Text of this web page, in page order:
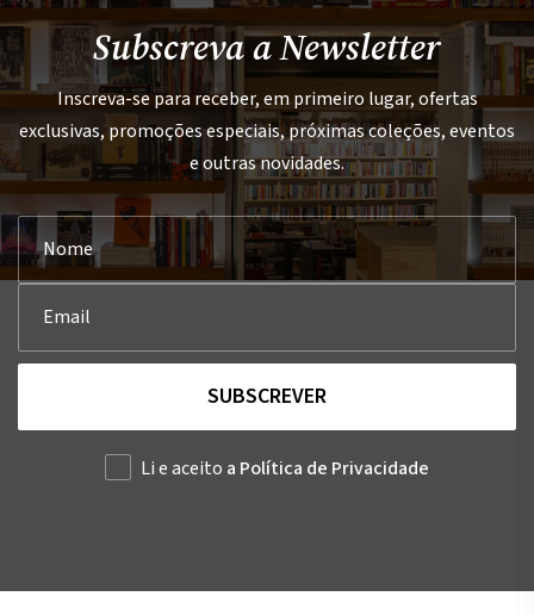
Subscreva a Newsletter
Inscreva-se para receber, em primeiro lugar, ofertas
exclusivas, promoções especiais, próximas coleções, eventos
e outras novidades.
SUBSCREVER
Li e aceito a Política de Privacidade